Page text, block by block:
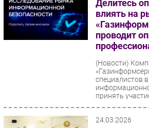
Делитесь
влиять на
проводит
(Новости)
специалистов
принять
24.03.2026